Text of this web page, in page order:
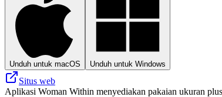
Unduh untuk macOS Unduh untuk Windows
Situs web
Aplikasi Woman Within menyediakan pakaian ukuran